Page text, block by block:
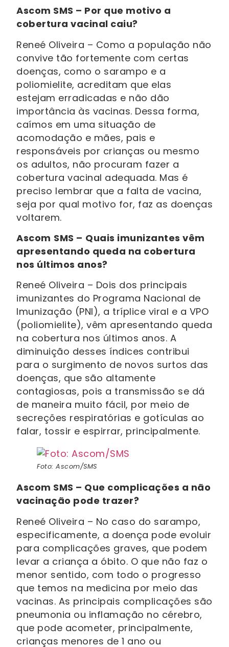
Ascom SMS – Por que motivo a
cobertura vacinal caiu?
Reneé Oliveira – Como a população não
convive tão fortemente com certas
doenças, como o sarampo e a
poliomielite, acreditam que elas
estejam erradicadas e não dão
importância às vacinas. Dessa forma,
caímos em uma situação de
acomodação e mães, pais e
responsáveis por crianças ou mesmo
os adultos, não procuram fazer a
cobertura vacinal adequada. Mas é
preciso lembrar que a falta de vacina,
seja por qual motivo for, faz as doenças
voltarem.
Ascom SMS – Quais imunizantes vêm
apresentando queda na cobertura
nos últimos anos?
Reneé Oliveira – Dois dos principais
imunizantes do Programa Nacional de
Imunização (PNI), a tríplice viral e a VPO
(poliomielite), vêm apresentando queda
na cobertura nos últimos anos. A
diminuição desses índices contribui
para o surgimento de novos surtos das
doenças, que são altamente
contagiosas, pois a transmissão se dá
de maneira muito fácil, por meio de
secreções respiratórias e gotículas ao
falar, tossir e espirrar, principalmente.
Foto: Ascom/SMS
Ascom SMS – Que complicações a não
vacinação pode trazer?
Reneé Oliveira – No caso do sarampo,
especificamente, a doença pode evoluir
para complicações graves, que podem
levar a criança a óbito. O que não faz o
menor sentido, com todo o progresso
que temos na medicina por meio das
vacinas. As principais complicações são
pneumonia ou inflamação no cérebro,
que pode acometer, principalmente,
crianças menores de 1 ano ou